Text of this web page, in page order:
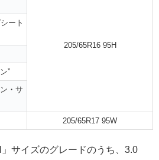
205/65R16 95H
ート
”
・サ
205/65R17 95W
サイズのグレードのうち、3.0